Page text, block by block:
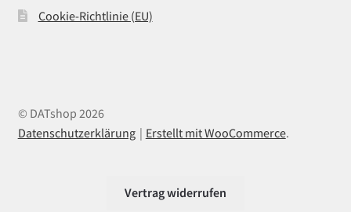
Cookie-Richtlinie (EU)
© DATshop 2026
Datenschutzerklärung
Erstellt mit WooCommerce.
Vertrag widerrufen